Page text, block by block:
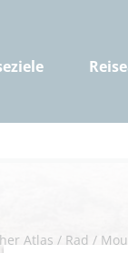
Atlas / Rad /